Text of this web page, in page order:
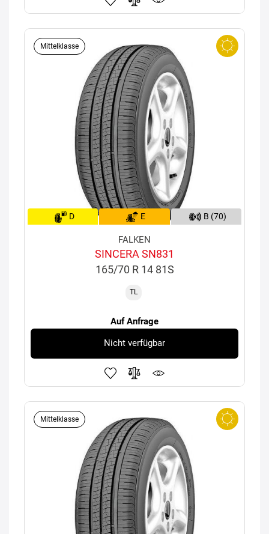
Mittelklasse
D E B (70)
FALKEN
SINCERA SN831
165/70 R 14 81S
TL
Auf Anfrage
Nicht verfügbar
Mittelklasse